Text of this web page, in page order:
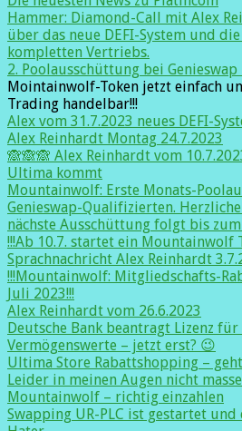
Hammer: Diamond-Call mit Alex
über das neue DEFI-System und
kompletten Vertriebs.
2. Poolausschüttung bei
Mointainwolf-Token jetzt einfach
Trading handelbar!!!
Alex vom 31.7.2023 neues DEFI-
Alex Reinhardt Montag 24.7.2023
🙈🙈🙈 Alex Reinhardt vom
Ultima kommt
Mountainwolf: Erste Monats-
Genieswap-Qualifizierten.
nächste Ausschüttung folgt bis zum
!!!Ab 10.7. startet ein Mountainwolf
Sprachnachricht Alex Reinhardt
!!!Mountainwolf: Mitgliedschafts-
Juli 2023!!!
Alex Reinhardt vom 26.6.2023
Deutsche Bank beantragt Lizenz
Vermögenswerte – jetzt erst? 😉
Ultima Store Rabattshopping –
Leider in meinen Augen nicht
Mountainwolf – richtig einzahlen
Swapping UR-PLC ist gestartet